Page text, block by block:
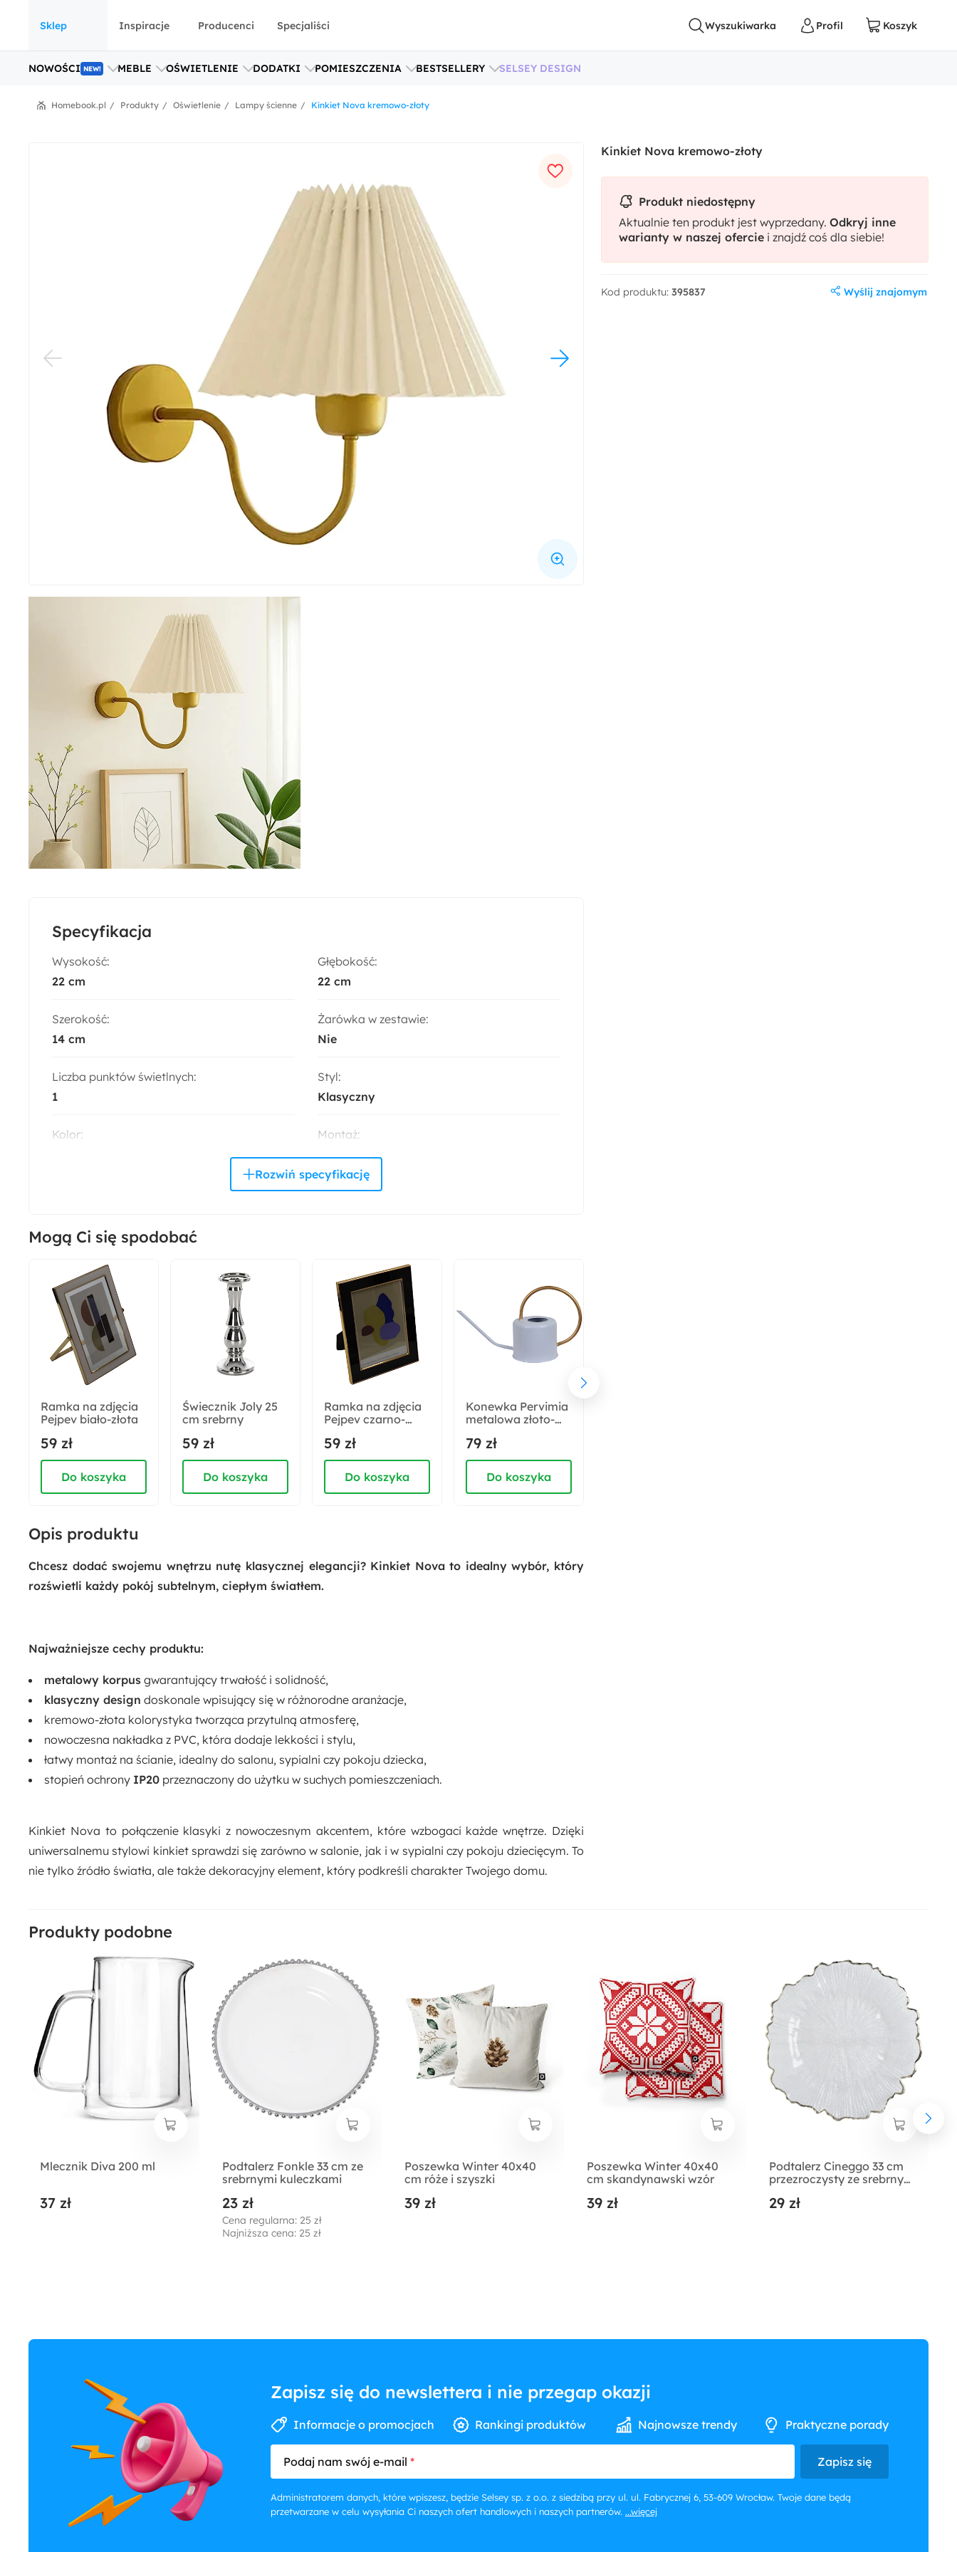
Sklep
NOWOŚCI NEW! MEBLE OŚWIETLENIE DODATKI POMIESZCZENIA BESTSELLERY SELSEY DESIGN
Inspiracje Producenci Specjaliści
Kinkiet Nova kremowo-złoty
Lampy ścienne
Oświetlenie
Produkty
Homebook.pl
Specyfikacja
Wysokość:
22 cm
Głębokość:
22 cm
Szerokość:
14 cm
Żarówka w zestawie:
Nie
Liczba punktów świetlnych:
1
Styl:
Klasyczny
Kolor:
Montaż:
Do samodzielnego montażu
Materiał:
Pomieszczenie:
Pokój dziecka
Sypialnia
Sposób montażu:
Wiszący
Akcja specjalna:
Nowość
Stopień ochrony IP:
Długość:
22 cm
Rodzaj:
Wiszący
Mogą Ci się spodobać
Ramka na zdjęcia
Pejpev biało-złota
59 zł
Do koszyka
Świecznik Joly 25
cm srebrny
59 zł
Do koszyka
Ramka na zdjęcia
Pejpev czarno-
59 zł
Do koszyka
Konewka Pervimia
metalowa złoto-
79 zł
Do koszyka
Opis produktu
Chcesz dodać swojemu wnętrzu nutę klasycznej elegancji? Kinkiet Nova to idealny wybór, który
rozświetli każdy pokój subtelnym, ciepłym światłem.
Najważniejsze cechy produktu:
metalowy korpus gwarantujący trwałość i solidność,
klasyczny design doskonale wpisujący się w różnorodne aranżacje,
kremowo-złota kolorystyka tworząca przytulną atmosferę,
nowoczesna nakładka z PVC, która dodaje lekkości i stylu,
łatwy montaż na ścianie, idealny do salonu, sypialni czy pokoju dziecka,
stopień ochrony IP20 przeznaczony do użytku w suchych pomieszczeniach.
Kinkiet Nova to połączenie klasyki z nowoczesnym akcentem, które wzbogaci każde wnętrze. Dzięki
uniwersalnemu stylowi kinkiet sprawdzi się zarówno w salonie, jak i w sypialni czy pokoju dziecięcym. To
nie tylko źródło światła, ale także dekoracyjny element, który podkreśli charakter Twojego domu.
Kinkiet Nova kremowo-złoty
Produkt niedostępny
Aktualnie ten produkt jest wyprzedany. Odkryj inne
warianty w naszej ofercie i znajdź coś dla siebie!
Kod produktu: 395837 Wyślij znajomym
Produkty podobne
Mlecznik Diva 200 ml
37 zł
Podtalerz Fonkle 33 cm ze
srebrnymi kuleczkami
23 zł
Cena regularna: 25 zł
Najniższa cena: 25 zł
Poszewka Winter 40x40
cm róże i szyszki
39 zł
Poszewka Winter 40x40
cm skandynawski wzór
39 zł
Podtalerz Cineggo 33 cm
przezroczysty ze srebrnym
29 zł
Zapisz się do newslettera i nie przegap okazji
Informacje o promocjach Rankingi produktów Najnowsze trendy Praktyczne porady
Podaj nam swój e-mail Zapisz się
Administratorem danych, które wpiszesz, będzie Selsey sp. z o.o. z siedzibą przy ul. ul. Fabrycznej 6, 53-609 Wrocław. Twoje dane będą
przetwarzane w celu wysyłania Ci naszych ofert handlowych i naszych partnerów. ...więcej